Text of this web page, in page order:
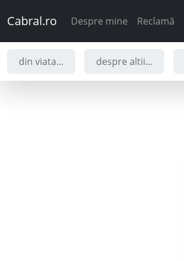
Cabral.ro Despre mine Reclamă
din viata... despre altii...